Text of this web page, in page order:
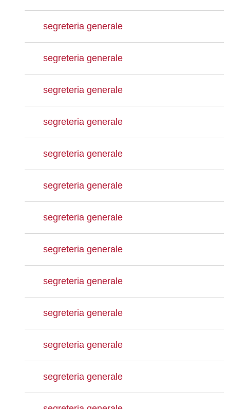
segreteria generale
segreteria generale
segreteria generale
segreteria generale
segreteria generale
segreteria generale
segreteria generale
segreteria generale
segreteria generale
segreteria generale
segreteria generale
segreteria generale